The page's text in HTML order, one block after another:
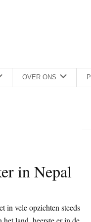
OVER ONS
in Nepal
in vele opzichten steeds